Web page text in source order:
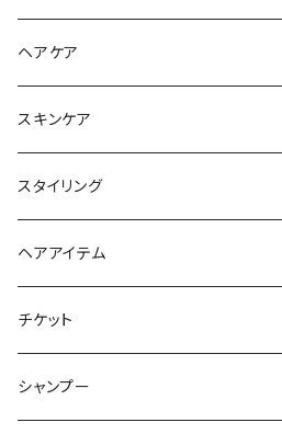
ヘアケア
シャンプー
トリートメント
ヘアオイル
スキンケア
スタイリング
ヘアアイテム
チケット
シャンプー